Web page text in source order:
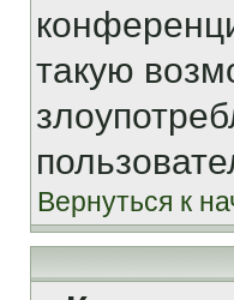
такую
Вернуться к